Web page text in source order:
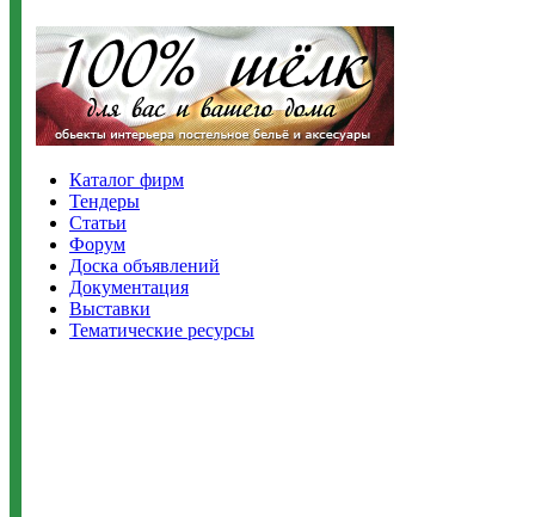
Каталог фирм
Тендеры
Статьи
Форум
Доска объявлений
Документация
Выставки
Тематические ресурсы